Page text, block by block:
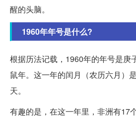
醒的头脑。
1960年年号是什么?
根据历法记载，1960年的年号是庚
鼠年。这一年的闰月（农历六月）
天。
有趣的是，在这一年里，非洲有17